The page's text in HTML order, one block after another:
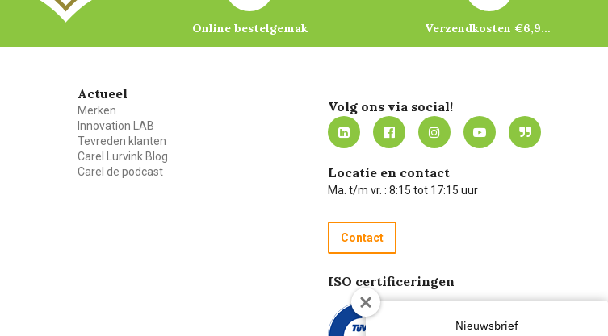
Online bestelgemak Verzendkosten €6,95 – gratis bij je eerste bestelling vanaf €200
Actueel
Merken
Innovation LAB
Tevreden klanten
Carel Lurvink Blog
Carel de podcast
Volg ons via social!
Locatie en contact
Ma. t/m vr. : 8:15 tot 17:15 uur
Contact
ISO certificeringen
Nieuwsbrief